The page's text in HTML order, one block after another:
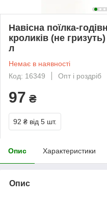
Навісна поїлка-
кроликів (не
л
Немає в наявності
Код: 16349
Опт і роздріб
97 ₴
92 ₴ від 5 шт.
Опис Характеристики
Опис